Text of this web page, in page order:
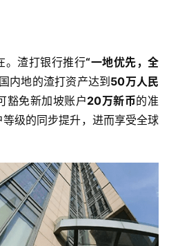
。渣打银行推行“一地优先，全
内地的渣打资产达到 50万人民
豁免新加坡账户20万新币的准
级的同步提升，进而享受全球